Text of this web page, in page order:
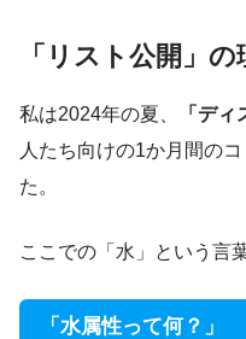
「リスト公開」の
私は2024年の夏、 「ディ
人たち向けの1か月間の
た。
ここでの「水」という言
「水属性って何？」